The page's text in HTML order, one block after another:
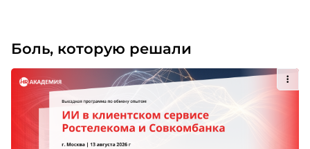
Боль, которую решали